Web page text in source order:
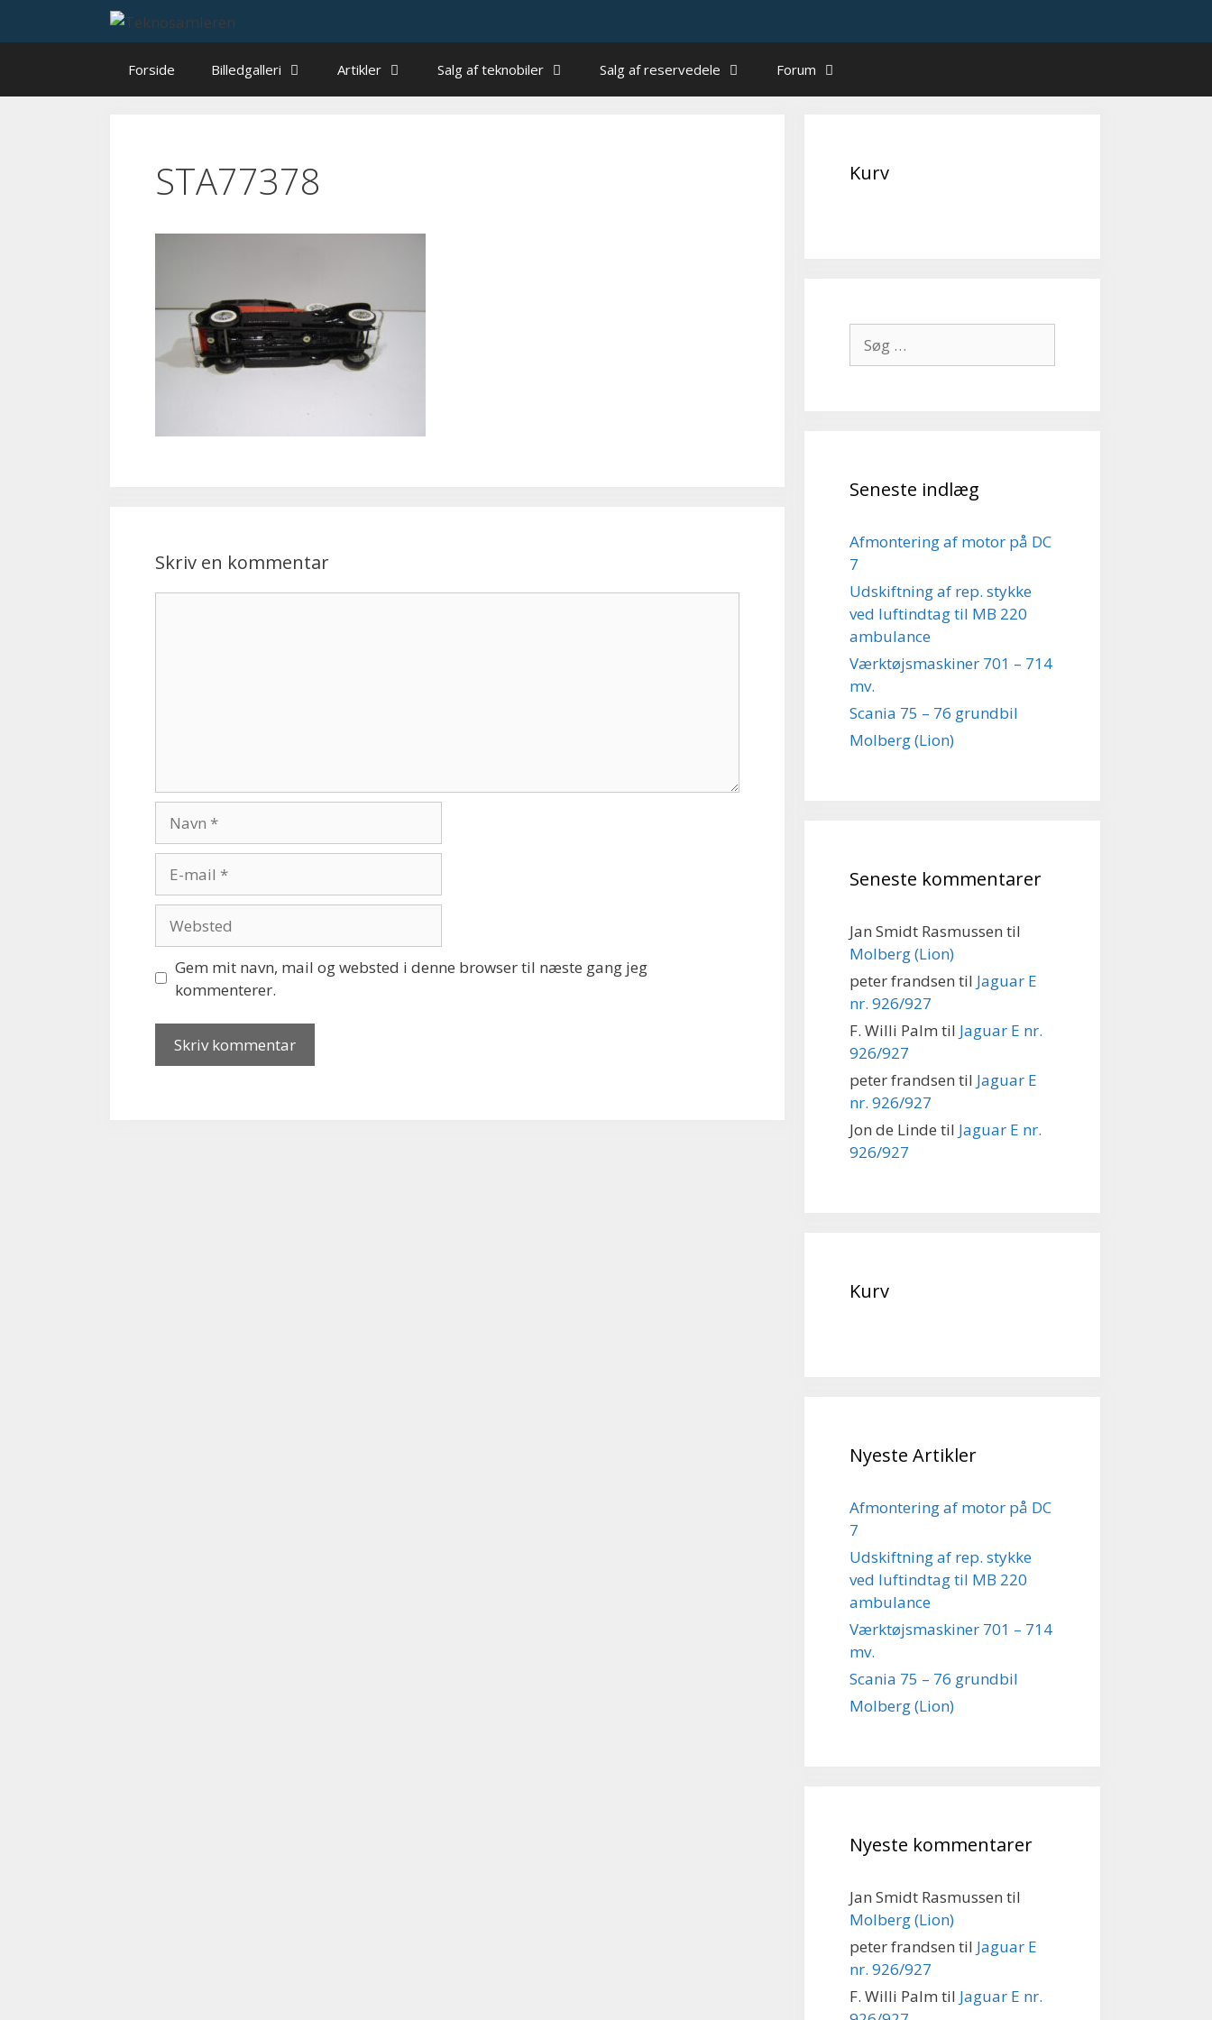
Forside Billedgalleri Artikler Salg af teknobiler Salg af reservedele Forum
STA77378
Skriv en kommentar
mail
Gem mit navn, mail og websted i denne browser til næste gang jeg
kommenterer.
Kurv
efter:
Seneste indlæg
Afmontering af motor på DC
7
Udskiftning af rep. stykke
ved luftindtag til MB 220
ambulance
Værktøjsmaskiner 701 – 714
mv.
Scania 75 – 76 grundbil
Molberg (Lion)
Seneste kommentarer
Jan Smidt Rasmussen til
Molberg (Lion)
peter frandsen til Jaguar E
nr. 926/927
F. Willi Palm til Jaguar E nr.
926/927
peter frandsen til Jaguar E
nr. 926/927
Jon de Linde til Jaguar E nr.
926/927
Kurv
Nyeste Artikler
Afmontering af motor på DC
7
Udskiftning af rep. stykke
ved luftindtag til MB 220
ambulance
Værktøjsmaskiner 701 – 714
mv.
Scania 75 – 76 grundbil
Molberg (Lion)
Nyeste kommentarer
Jan Smidt Rasmussen til
Molberg (Lion)
peter frandsen til Jaguar E
nr. 926/927
F. Willi Palm til Jaguar E nr.